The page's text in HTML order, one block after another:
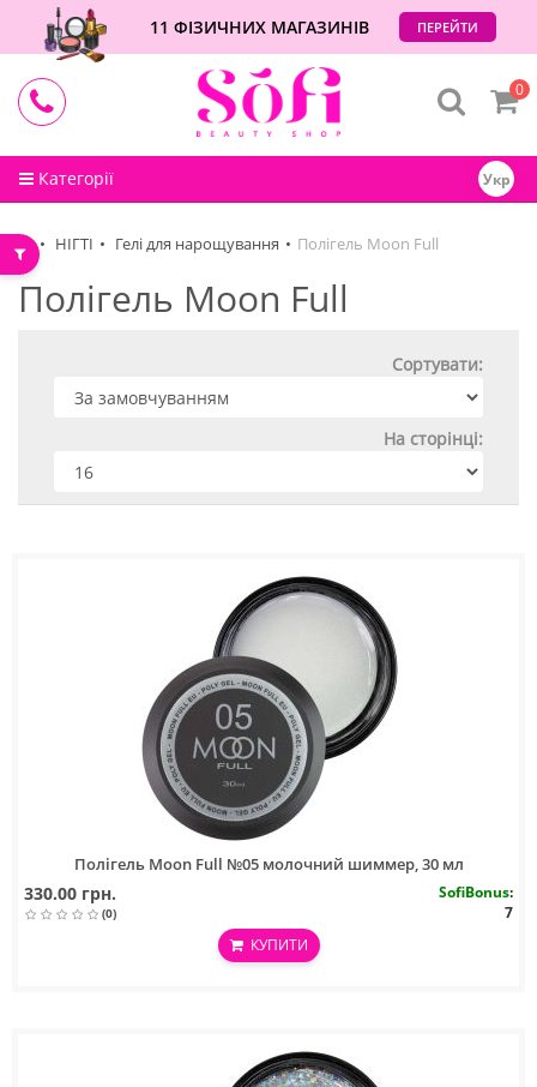
11 ФІЗИЧНИХ МАГАЗИНІВ ПЕРЕЙТИ
Категорії Укр
0
НІГТІ Гелі для нарощування Полігель Moon Full
Полігель Moon Full
Сортувати:
На сторінці:
Полігель Moon Full №05 молочний шиммер, 30 мл
330.00 грн.
(0)
SofiBonus:
7
КУПИТИ